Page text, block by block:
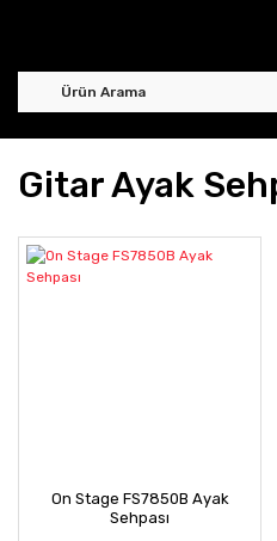
Gitar Ayak
On Stage FS7850B Ayak
Sehpası